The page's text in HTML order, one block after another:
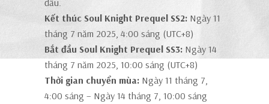
Kết thúc Soul Knight Prequel SS2: Ngày 11
tháng 7 năm 2025, 4:00 sáng (UTC+8)
Bắt đầu Soul Knight Prequel SS3: Ngày 14
tháng 7 năm 2025, 10:00 sáng (UTC+8)
Thời gian chuyển mùa: Ngày 11 tháng 7,
4:00 sáng – Ngày 14 tháng 7, 10:00 sáng